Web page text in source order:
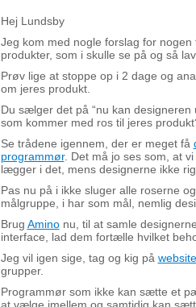
Hej Lundsby
Jeg kom med nogle forslag for
produkter, som i skulle se på og så
Prøv lige at stoppe op i 2 dage og
om jeres produkt.
Du sælger det på “nu kan
som kommer med ros til jeres
Se trådene igennem, der er meget få
programmør. Det må jo ses som, at
lægger i det, mens designerne ikke
Pas nu på i ikke sluger alle roserne
målgruppe, i har som mål, nemlig
Brug Aminonu, til at samle
interface, lad dem fortælle hvilket
Jeg vil igen sige, tag og kig på website
grupper.
Programmør som ikke kan sætte et